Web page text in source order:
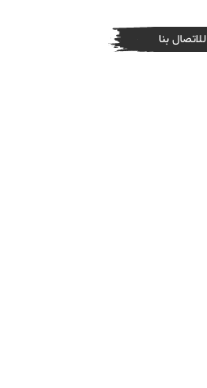
للاتصال بنا